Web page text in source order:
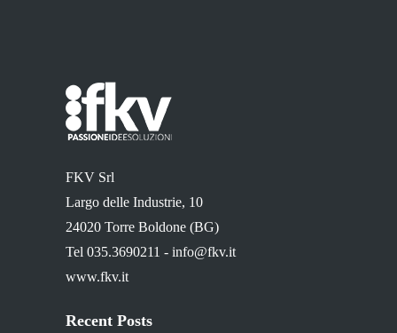
FKV Srl
Largo delle Industrie, 10
24020 Torre Boldone (BG)
Tel 035.3690211 - info@fkv.it
www.fkv.it
Recent Posts